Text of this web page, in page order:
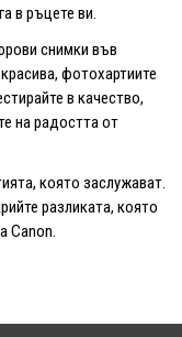
в ръцете ви.
снимки във
фотохартиите
в качество,
на радостта от
която заслужават.
разликата, която
Canon.